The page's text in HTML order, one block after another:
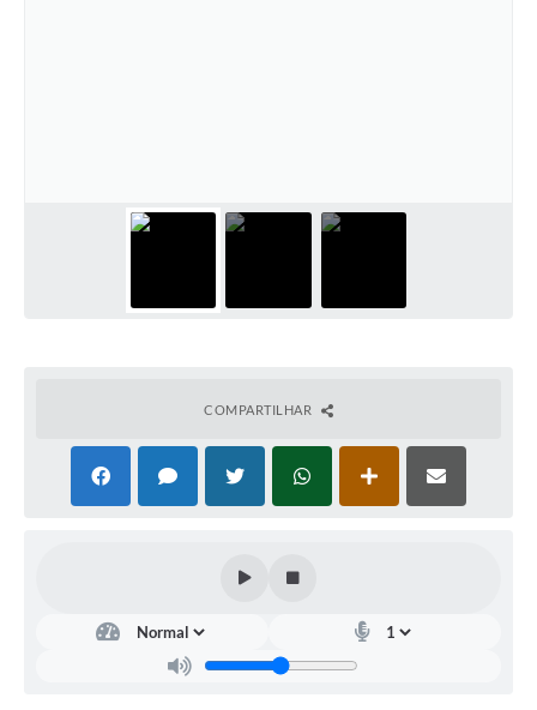
Sistema de Protocolo
Contratos
Carta de Serviços
COMPARTILHAR